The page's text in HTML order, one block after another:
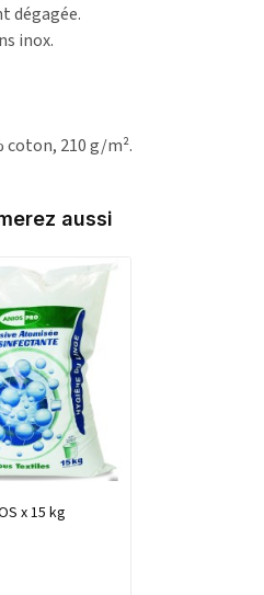
dégagée.
inox.
coton, 210 g/m².
aussi
x 15 kg